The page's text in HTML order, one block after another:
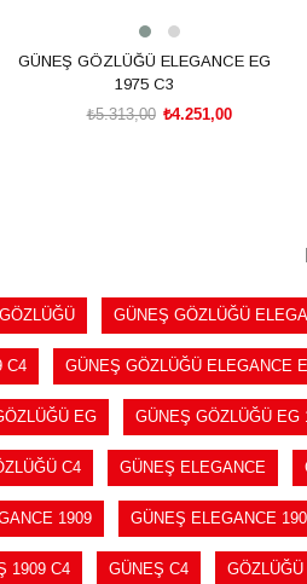
GÜNEŞ GÖZLÜĞÜ ELEGANCE EG
1975 C3
₺4.251,00
₺5.313,00
GÜNEŞ GÖZLÜĞÜ
C4 GÜNEŞ GÖZLÜĞÜ ELEGANCE
EG GÜNEŞ GÖZLÜĞÜ EG
C4 GÜNEŞ ELEGANCE
1909 GÜNEŞ ELEGANCE
1909 C4 GÜNEŞ C4 GÖZLÜĞÜ